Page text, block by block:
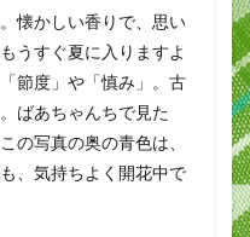
懐かしい香りで、思い
うすぐ夏に入りますよ
節度」や「慎み」。古
ばあちゃんちで見た
の写真の奥の青色は、
、気持ちよく開花中で